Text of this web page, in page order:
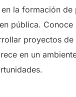
la formación de
pública. Conoce
proyectos de
en un